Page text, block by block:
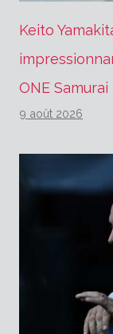
Keito
ONE Samurai
9 août 2026